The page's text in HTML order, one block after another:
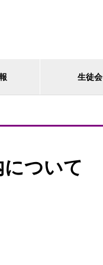
生徒会
ついて